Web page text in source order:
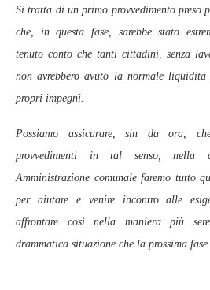
Si tratta di un primo provvedimento preso
che, in questa fase, sarebbe stato
tenuto conto che tanti cittadini, senza
non avrebbero avuto la normale
propri impegni.
Possiamo assicurare, sin da ora,
provvedimenti in tal senso, nella
Amministrazione comunale faremo tutto
per aiutare e venire incontro alle
affrontare così nella maniera più
drammatica situazione che la prossima